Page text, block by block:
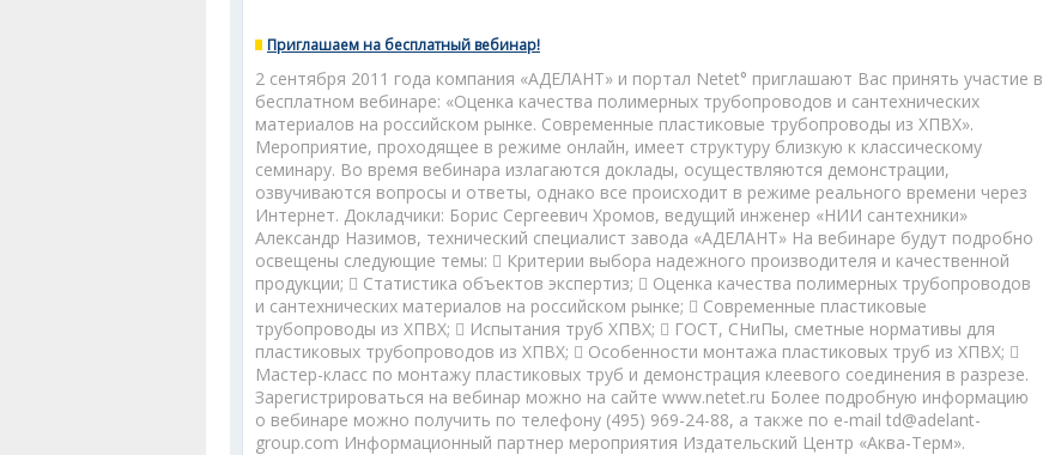
Приглашаем на бесплатный вебинар!
2 сентября 2011 года компания «АДЕЛАНТ» и портал Netet° приглашают Вас принять участие в
бесплатном вебинаре: «Оценка качества полимерных трубопроводов и сантехнических
материалов на российском рынке. Современные пластиковые трубопроводы из ХПВХ».
Мероприятие, проходящее в режиме онлайн, имеет структуру близкую к классическому
семинару. Во время вебинара излагаются доклады, осуществляются демонстрации,
озвучиваются вопросы и ответы, однако все происходит в режиме реального времени через
Интернет. Докладчики: Борис Сергеевич Хромов, ведущий инженер «НИИ сантехники»
Александр Назимов, технический специалист завода «АДЕЛАНТ» На вебинаре будут подробно
освещены следующие темы:  Критерии выбора надежного производителя и качественной
продукции;  Статистика объектов экспертиз;  Оценка качества полимерных трубопроводов
и сантехнических материалов на российском рынке;  Современные пластиковые
трубопроводы из ХПВХ;  Испытания труб ХПВХ;  ГОСТ, СНиПы, сметные нормативы для
пластиковых трубопроводов из ХПВХ;  Особенности монтажа пластиковых труб из ХПВХ; 
Мастер-класс по монтажу пластиковых труб и демонстрация клеевого соединения в разрезе.
Зарегистрироваться на вебинар можно на сайте www.netet.ru Более подробную информацию
о вебинаре можно получить по телефону (495) 969-24-88, а также по e-mail td@adelant-
group.com Информационный партнер мероприятия Издательский Центр «Аква-Терм».